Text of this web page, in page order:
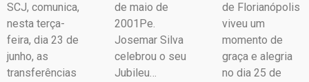
SCJ, comunica,
nesta terça-
feira, dia 23 de
junho, as
transferências
de maio de
2001Pe.
Josemar Silva
celebrou o seu
Jubileu…
de Florianópolis
viveu um
momento de
graça e alegria
no dia 25 de